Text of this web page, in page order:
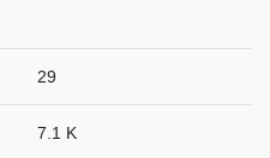
29
7.1 K